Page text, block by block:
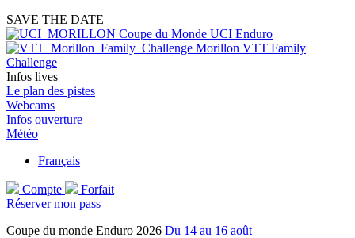
SAVE THE DATE
Coupe du Monde UCI Enduro
Morillon VTT Family
Challenge
Infos lives
Le plan des pistes
Webcams
Infos ouverture
Météo
Français
Compte
Forfait
Réserver mon pass
Coupe du monde Enduro 2026 Du 14 au 16 août